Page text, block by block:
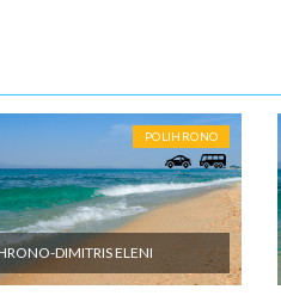
JE UKLJUČENO
aranžmana obuhvata: - Prevoz
audio i video opremljenost, klima,
destinacije - Smeštaj na bazi
studijima/apartmanima; - Usluge
POLIHRONO
DIMITRIS ELENI